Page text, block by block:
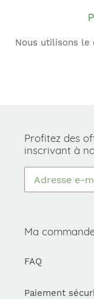
Nous utilisons le
Profitez des
inscrivant à
Ma
FAQ
Paiement